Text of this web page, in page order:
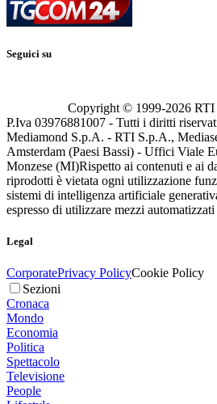
Seguici su
Copyright © 1999-2026 RTI
P.Iva 03976881007 - Tutti i diritti
Mediamond S.p.A. - RTI S.p.A.,
Amsterdam (Paesi Bassi) - Uffici Viale
Monzese (MI)Rispetto ai contenuti e ai
riprodotti è vietata ogni utilizzazione
sistemi di intelligenza artificiale
espresso di utilizzare mezzi
Legal
CorporatePrivacy PolicyCookie Policy
Sezioni
Cronaca
Mondo
Economia
Politica
Spettacolo
Televisione
People